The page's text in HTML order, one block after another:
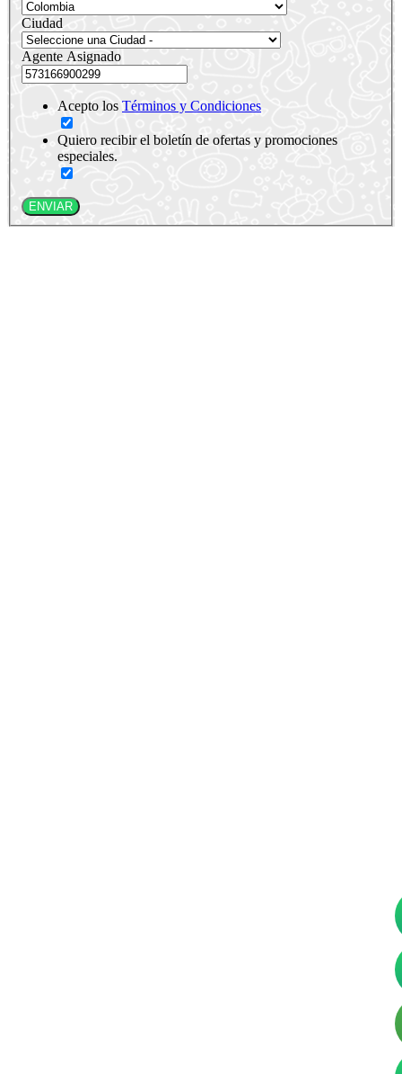
Ciudad
Agente Asignado
Acepto los Términos y Condiciones
Quiero recibir el boletín de ofertas y promociones
especiales.
ENVIAR